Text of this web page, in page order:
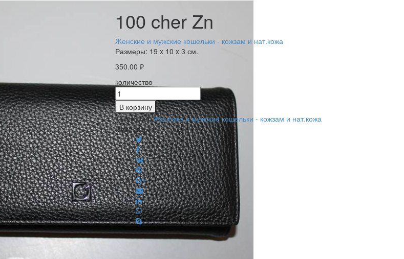
100 cher Zn
Женские и мужские кошельки - кожзам и нат.кожа
Размеры: 19 x 10 x 3 см.
350.00 ₽
количество
В корзину
Категория:Женские и мужские кошельки - кожзам и нат.кожа
Поделиться